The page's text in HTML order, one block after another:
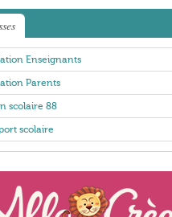
Enseignants
Parents
scolaire 88
scolaire